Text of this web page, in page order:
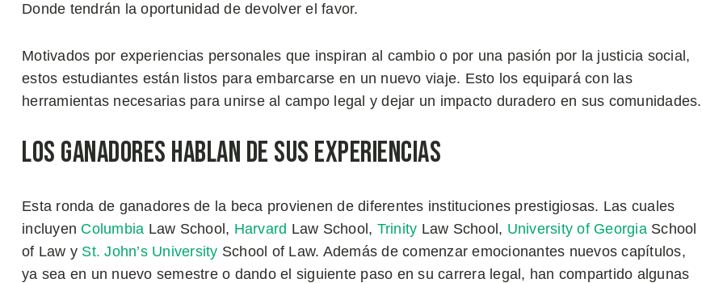
Donde tendrán la oportunidad de devolver el favor.
Motivados por experiencias personales que inspiran al cambio o por una pasión por la justicia social,
estos estudiantes están listos para embarcarse en un nuevo viaje. Esto los equipará con las
herramientas necesarias para unirse al campo legal y dejar un impacto duradero en sus comunidades.
Los Ganadores Hablan de Sus Experiencias
Esta ronda de ganadores de la beca provienen de diferentes instituciones prestigiosas. Las cuales
incluyen Columbia Law School, Harvard Law School, Trinity Law School, University of GeorgiaSchool
of Law y St. John’s University School of Law. Además de comenzar emocionantes nuevos capítulos,
ya sea en un nuevo semestre o dando el siguiente paso en su carrera legal, han compartido algunas